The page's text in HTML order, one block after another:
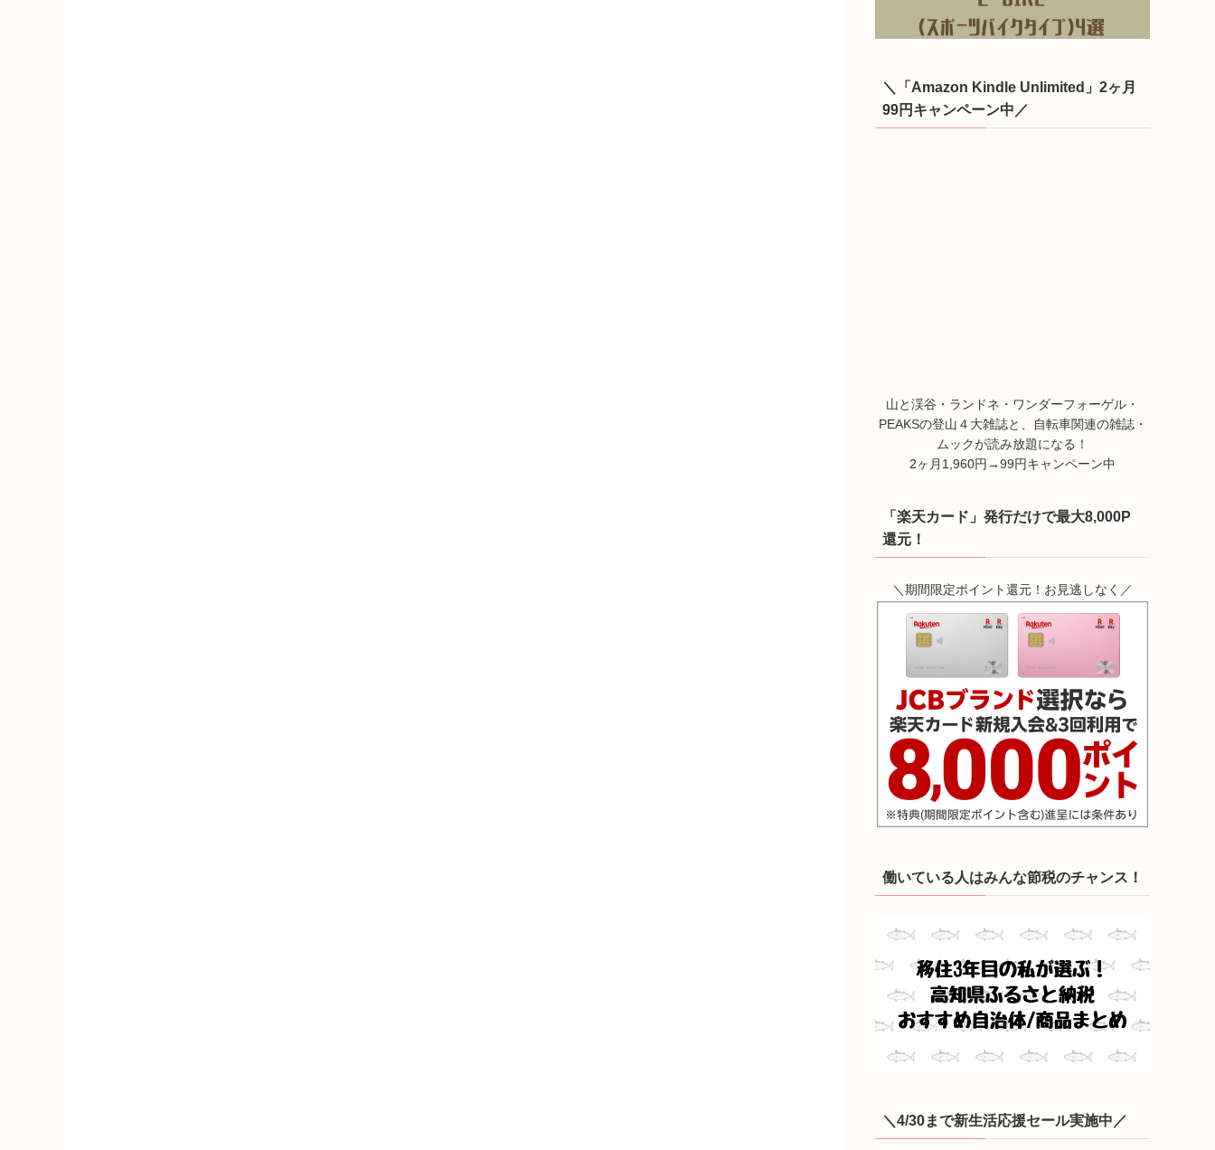
＼「Amazon Kindle Unlimited」2ヶ月
99円キャンペーン中／
山と渓谷・ランドネ・ワンダーフォーゲル・
PEAKSの登山４大雑誌と、自転車関連の雑誌・
ムックが読み放題になる！
2ヶ月1,960円→99円キャンペーン中
「楽天カード」発行だけで最大8,000P
還元！
＼期間限定ポイント還元！お見逃しなく／
働いている人はみんな節税のチャンス！
＼4/30まで新生活応援セール実施中／